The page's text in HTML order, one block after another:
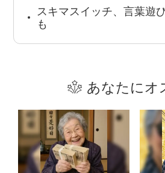
スキマスイッチ、言葉遊
も
あなたにオ